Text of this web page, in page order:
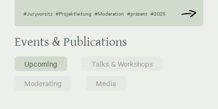
#Juryvorsitz #Projektleitung #Moderation #präsent #2025
Events & Publications
Upcoming
Talks & Workshops
Moderating
Media